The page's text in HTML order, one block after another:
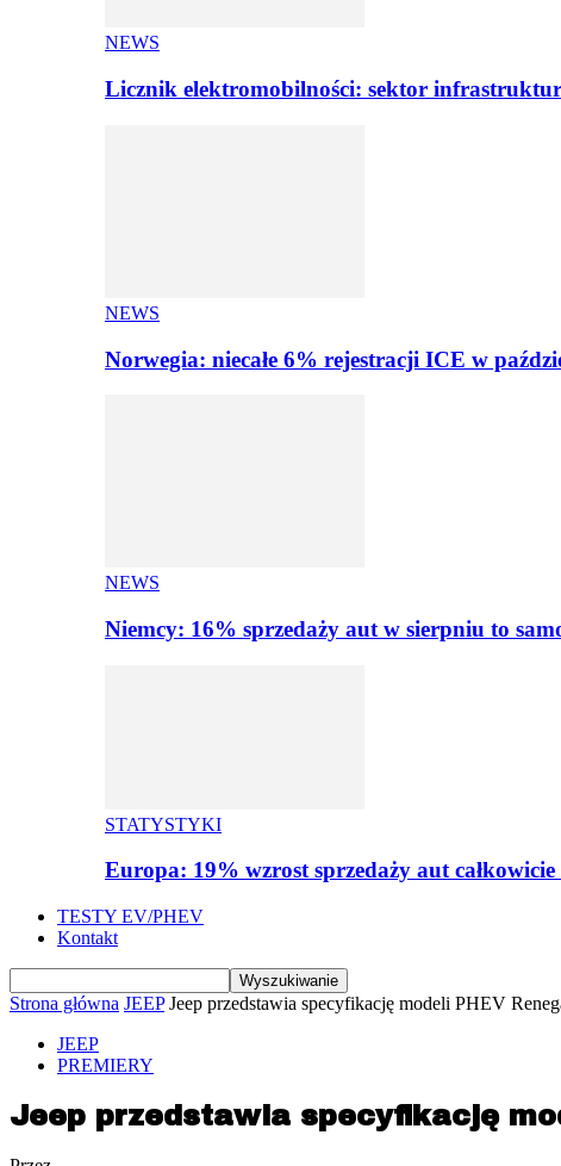
NEWS
Licznik elektromobilności: sektor
NEWS
Norwegia: niecałe 6% rejestracji ICE w
NEWS
Niemcy: 16% sprzedaży aut w sierpniu to
STATYSTYKI
Europa: 19% wzrost sprzedaży aut
TESTY EV/PHEV
Kontakt
Strona główna JEEP Jeep przedstawia specyfikację modeli PHEV
JEEP
PREMIERY
Jeep przedstawia specyfikację